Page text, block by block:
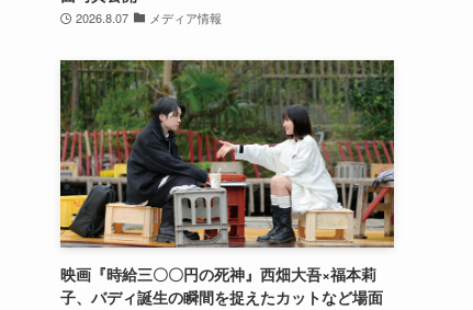
2026.8.07 メディア情報
映画『時給三〇〇円の死神』西畑大吾×福本莉
子、バディ誕生の瞬間を捉えたカットなど場面